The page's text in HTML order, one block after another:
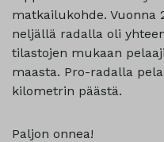
matkailukohde. Vuonna
neljällä radalla oli
tilastojen mukaan
maasta. Pro-radalla
kilometrin päästä.
Paljon onnea!